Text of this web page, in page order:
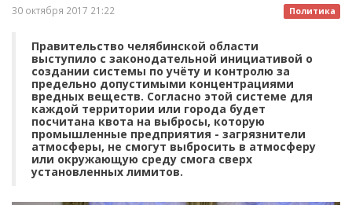
Политика
30 октября 2017 21:22
Правительство челябинской области
выступило с законодательной инициативой о
создании системы по учёту и контролю за
предельно допустимыми концентрациями
вредных веществ. Согласно этой системе для
каждой территории или города будет
посчитана квота на выбросы, которую
промышленные предприятия - загрязнители
атмосферы, не смогут выбросить в атмосферу
или окружающую среду смога сверх
установленных лимитов.